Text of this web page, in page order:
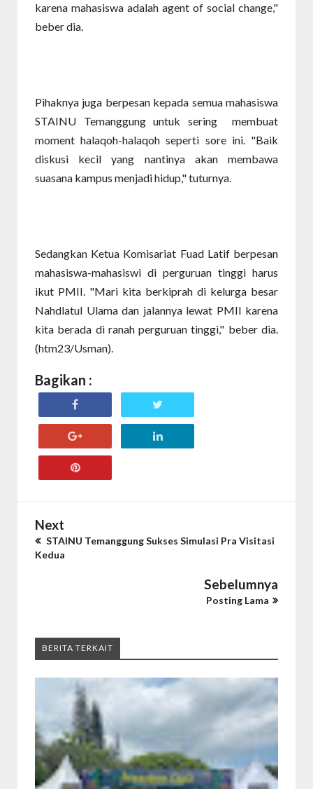
karena mahasiswa adalah agent of social change,"
beber dia.
Pihaknya juga berpesan kepada semua mahasiswa
STAINU Temanggung untuk sering membuat
moment halaqoh-halaqoh seperti sore ini. "Baik
diskusi kecil yang nantinya akan membawa
suasana kampus menjadi hidup," tuturnya.
Sedangkan Ketua Komisariat Fuad Latif berpesan
mahasiswa-mahasiswi di perguruan tinggi harus
ikut PMII. "Mari kita berkiprah di kelurga besar
Nahdlatul Ulama dan jalannya lewat PMII karena
kita berada di ranah perguruan tinggi," beber dia.
(htm23/Usman).
Bagikan :
Next
STAINU Temanggung Sukses Simulasi Pra Visitasi
Kedua
Sebelumnya
Posting Lama
BERITA TERKAIT